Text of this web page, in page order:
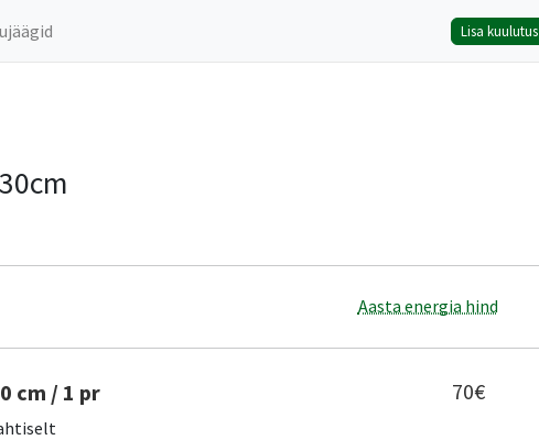
Lisa kuulutus
Aasta energia hind
70€
cm / 1 pr